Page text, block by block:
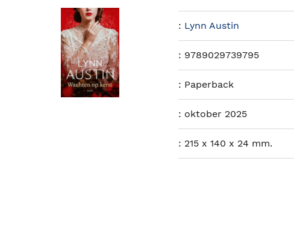
: Lynn Austin
: 9789029739795
: Paperback
: oktober 2025
: 215 x 140 x 24 mm.